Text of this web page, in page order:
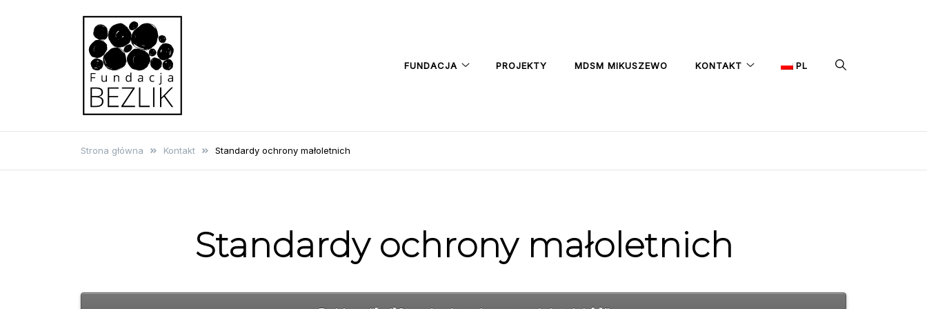
Fundacja BEZLIK
FUNDACJA PROJEKTY MDSM MIKUSZEWO KONTAKT PL
Strona główna Kontakt Standardy ochrony małoletnich
Standardy ochrony małoletnich